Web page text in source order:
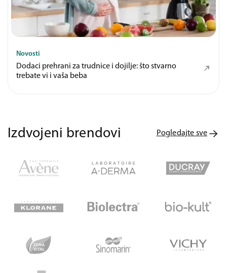
Novosti
Dodaci prehrani za trudnice i dojilje: što stvarno
trebate vi i vaša beba
Izdvojeni brendovi Pogledajte sve